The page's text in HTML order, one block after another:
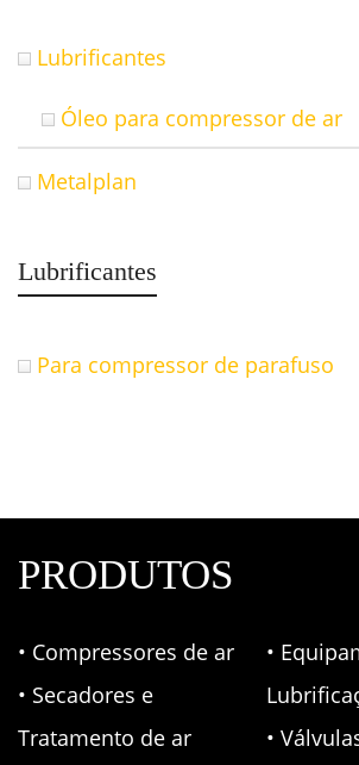
Lubrificantes
Óleo para compressor de ar
Metalplan
Lubrificantes
Para compressor de parafuso
PRODUTOS
• Compressores de ar
• Secadores e
Tratamento de ar
•
•